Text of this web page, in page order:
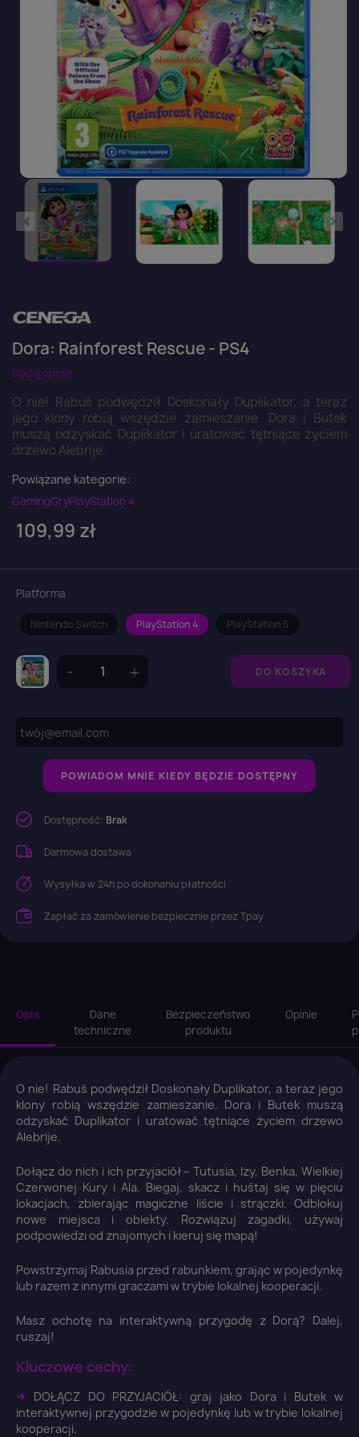
Dora: Rainforest Rescue - PS4
Dodaj opinie
O nie! Rabuś podwędził Doskonały Duplikator, a teraz
jego klony robią wszędzie zamieszanie. Dora i Butek
muszą odzyskać Duplikator i uratować tętniące życiem
drzewo Alebrije.
Powiązane kategorie:
GamingGryPlayStation 4
109,99 zł
Platforma
Nintendo Switch PlayStation 4 PlayStation 5
DO KOSZYKA
POWIADOM MNIE KIEDY BĘDZIE DOSTĘPNY
Dostępność: Brak
Darmowa dostawa
Wysyłka w 24h po dokonaniu płatności
Zapłać za zamówienie bezpiecznie przez Tpay
Opis
Dane
techniczne
Bezpieczeństwo
produktu
Opinie
O nie! Rabuś podwędził Doskonały Duplikator, a teraz jego
klony robią wszędzie zamieszanie. Dora i Butek muszą
odzyskać Duplikator i uratować tętniące życiem drzewo
Alebrije.
Dołącz do nich i ich przyjaciół – Tutusia, Izy, Benka, Wielkiej
Czerwonej Kury i Ala. Biegaj, skacz i huśtaj się w pięciu
lokacjach, zbierając magiczne liście i strączki. Odblokuj
nowe miejsca i obiekty. Rozwiązuj zagadki, używaj
podpowiedzi od znajomych i kieruj się mapą!
Powstrzymaj Rabusia przed rabunkiem, grając w pojedynkę
lub razem z innymi graczami w trybie lokalnej kooperacji.
Masz ochotę na interaktywną przygodę z Dorą? Dalej,
ruszaj!
Kluczowe cechy:
➜ DOŁĄCZ DO PRZYJACIÓŁ: graj jako Dora i Butek w
interaktywnej przygodzie w pojedynkę lub w trybie lokalnej
kooperacji.